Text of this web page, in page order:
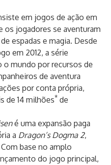
em jogos de ação em
os jogadores se aventuram
espadas e magia. Desde
em 2012, a série
mundo por recursos de
de aventura
por conta própria,
de 14 milhões* de
é uma expansão paga
a Dragon’s Dogma 2,
base no amplo
do jogo principal,